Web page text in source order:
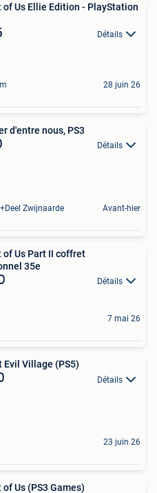
of Us Ellie Edition - PlayStation
Détails
28 juin 26
d'entre nous, PS3
Détails
Zwijnaarde Avant-hier
of Us Part II coffret
35e
Détails
7 mai 26
Evil Village (PS5)
Détails
23 juin 26
Us (PS3 Games)